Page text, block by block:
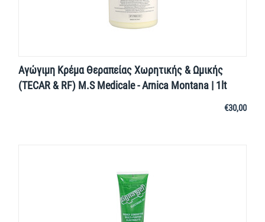
Αγώγιμη Κρέμα Θεραπείας Χωρητικής & Ωμικής
(TECAR & RF) M.S Medicale - Arnica Montana | 1lt
€30,00